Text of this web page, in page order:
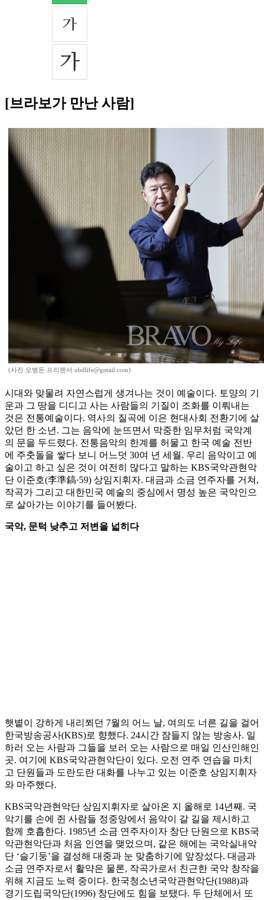
[브라보가 만난 사람]
(사진 오병돈 프리랜서 obdlife@gmail.com)
시대와 맞물려 자연스럽게 생겨나는 것이 예술이다. 토양의 기
운과 그 땅을 디디고 사는 사람들의 기질이 조화를 이뤄내는
것은 전통예술이다. 역사의 질곡에 이은 현대사회 전환기에 살
았던 한 소년. 그는 음악에 눈뜨면서 막중한 임무처럼 국악계
의 문을 두드렸다. 전통음악의 한계를 허물고 한국 예술 전반
에 주춧돌을 쌓다 보니 어느덧 30여 년 세월. 우리 음악이고 예
술이고 하고 싶은 것이 여전히 많다고 말하는 KBS국악관현악
단 이준호(李準鎬·59) 상임지휘자. 대금과 소금 연주자를 거쳐,
작곡가 그리고 대한민국 예술의 중심에서 명성 높은 국악인으
로 살아가는 이야기를 들어봤다.
국악, 문턱 낮추고 저변을 넓히다
햇볕이 강하게 내리쬐던 7월의 어느 날, 여의도 너른 길을 걸어
한국방송공사(KBS)로 향했다. 24시간 잠들지 않는 방송사. 일
하러 오는 사람과 그들을 보러 오는 사람으로 매일 인산인해인
곳. 여기에 KBS국악관현악단이 있다. 오전 연주 연습을 마치
고 단원들과 도란도란 대화를 나누고 있는 이준호 상임지휘자
와 마주했다.
KBS국악관현악단 상임지휘자로 살아온 지 올해로 14년째. 국
악기를 손에 쥔 사람들 정중앙에서 음악이 갈 길을 제시하고
함께 호흡한다. 1985년 소금 연주자이자 창단 단원으로 KBS국
악관현악단과 처음 인연을 맺었으며, 같은 해에는 국악실내악
단 ‘슬기둥’을 결성해 대중과 눈 맞춤하기에 앞장섰다. 대금과
소금 연주자로서 활약은 물론, 작곡가로서 친근한 국악 창작을
위해 지금도 노력 중이다. 한국청소년국악관현악단(1988)과
경기도립국악단(1996) 창단에도 힘을 보탰다. 두 단체에서 또